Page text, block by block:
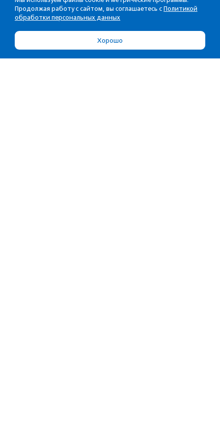
Продолжая работу с сайтом, вы соглашаетесь с Политикой
обработки персональных данных
Хорошо